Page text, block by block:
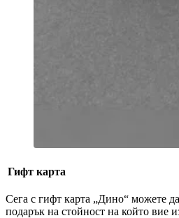
Гифт карта
Сега с гифт карта „Дино“ можете
подарък на стойност на който вие